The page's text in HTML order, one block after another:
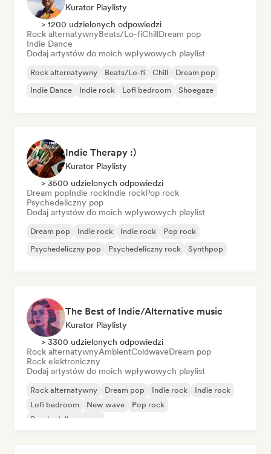
Kurator Playlisty
> 1200 udzielonych odpowiedzi
Rock alternatywnyBeats/Lo-fiChillDream pop
Indie Dance
Dodaj artystów do moich wpływowych playlist
Rock alternatywny Beats/Lo-fi Chill
Dream pop
Indie Dance
Indie rock Lofi bedroom Shoegaze
Indie Therapy :)
Kurator Playlisty
> 3500 udzielonych odpowiedzi
Dream popIndie rockIndie rockPop rock
Psychedeliczny pop
Dodaj artystów do moich wpływowych playlist
Dream pop Indie rock Indie rock
Pop rock
Psychedeliczny pop
Psychedeliczny rock Synthpop
The Best of Indie/Alternative music
Kurator Playlisty
> 3300 udzielonych odpowiedzi
Rock alternatywnyAmbientColdwaveDream pop
Rock elektroniczny
Dodaj artystów do moich wpływowych playlist
Rock alternatywny Dream pop Indie rock
Indie rock
Lofi bedroom
New wave
Pop rock
Psychedeliczny pop